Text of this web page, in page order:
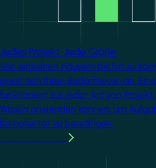
Jedes Projekt. Jede Größe.
Von einzelnen Häusern bis hin zu
passt sich Ihren Bedürfnissen an.
funktioniert bei jeder Art von
Wissen anwenden können, um
Komplexität zu bewältigen.